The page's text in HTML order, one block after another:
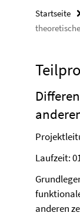
Startseite
Laufzeit:
anderen